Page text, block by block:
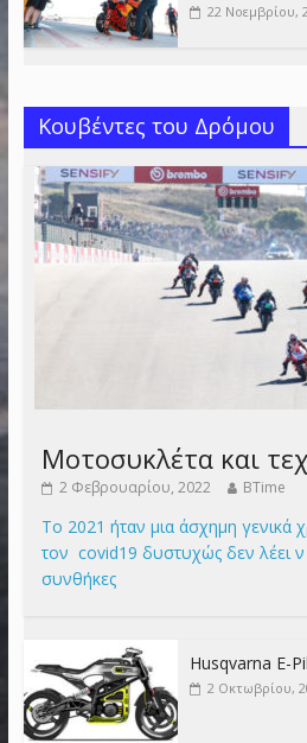
22 Νοεμβρίου,
Κουβέντες του Δρόμου
Μοτοσυκλέτα και
2 Φεβρουαρίου, 2022 BTime
Το 2021 ήταν μια άσχημη γενικά
τον covid19 δυστυχώς δεν λέει ν
συνθήκες
Husqvarna E-
2 Οκτωβρίου,